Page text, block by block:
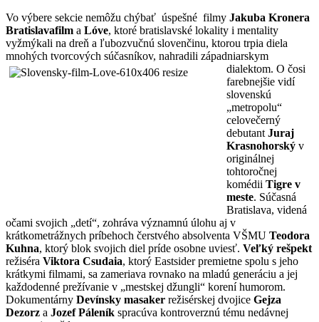
Vo výbere sekcie nemôžu chýbať úspešné filmy Jakuba Kronera
Bratislavafilm a Lóve, ktoré bratislavské lokality i mentality
vyžmýkali na dreň a ľubozvučnú slovenčinu, ktorou trpia diela
mnohých tvorcových súčasníkov, nahradili západniarskym
dialektom. O čosi
farebnejšie vidí
slovenskú
„metropolu“
celovečerný
debutant Juraj
Krasnohorský v
originálnej
tohtoročnej
komédii Tigre v
meste. Súčasná
Bratislava, videná
očami svojich „detí“, zohráva významnú úlohu aj v
krátkometrážnych príbehoch čerstvého absolventa VŠMU Teodora
Kuhna, ktorý blok svojich diel príde osobne uviesť. Veľký rešpekt
režiséra Viktora Csudaia, ktorý Eastsider premietne spolu s jeho
krátkymi filmami, sa zameriava rovnako na mladú generáciu a jej
každodenné prežívanie v „mestskej džungli“ korení humorom.
Dokumentárny Devínsky masaker režisérskej dvojice Gejza
Dezorz a Jozef Páleník spracúva kontroverznú tému nedávnej